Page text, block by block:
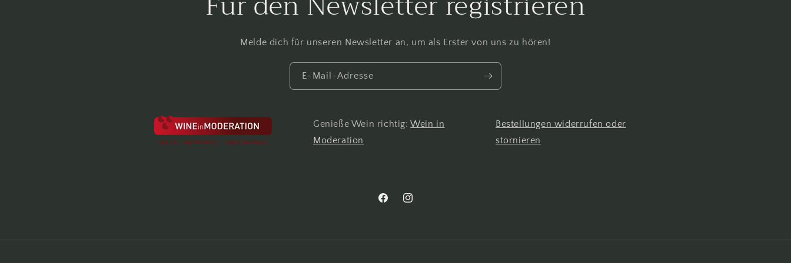
Melde dich für unseren Newsletter an, um als Erster von uns zu hören!
E-Mail-Adresse
Genieße Wein richtig:Wein in
Moderation
Bestellungen widerrufen oder
stornieren
FacebookInstagram